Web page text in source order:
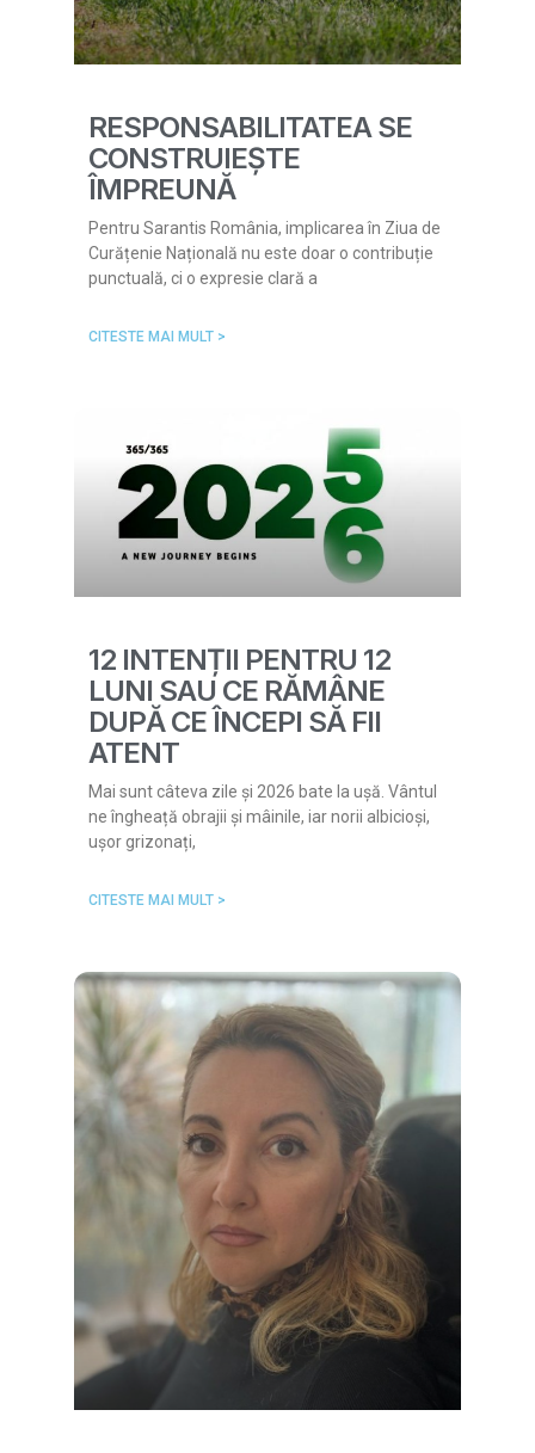
RESPONSABILITATEA SE
CONSTRUIEȘTE
ÎMPREUNĂ
Pentru Sarantis România, implicarea în Ziua de
Curățenie Națională nu este doar o contribuție
punctuală, ci o expresie clară a
CITESTE MAI MULT >
12 INTENȚII PENTRU 12
LUNI SAU CE RĂMÂNE
DUPĂ CE ÎNCEPI SĂ FII
ATENT
Mai sunt câteva zile și 2026 bate la ușă. Vântul
ne îngheață obrajii și mâinile, iar norii albicioși,
ușor grizonați,
CITESTE MAI MULT >